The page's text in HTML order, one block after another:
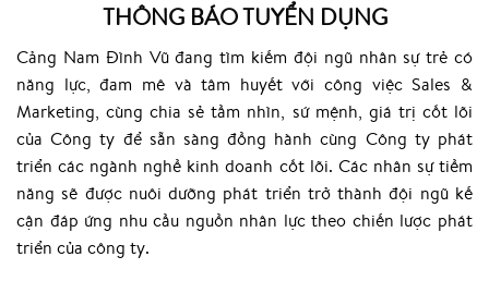
THÔNG BÁO TUYỂN DỤNG
Cảng Nam Đình Vũ đang tìm kiếm đội ngũ nhân sự trẻ có
năng lực, đam mê và tâm huyết với công việc Sales &
Marketing, cùng chia sẻ tầm nhìn, sứ mệnh, giá trị cốt lõi
của Công ty để sẵn sàng đồng hành cùng Công ty phát
triển các ngành nghề kinh doanh cốt lõi. Các nhân sự tiềm
năng sẽ được nuôi dưỡng phát triển trở thành đội ngũ kế
cận đáp ứng nhu cầu nguồn nhân lực theo chiến lược phát
triển của công ty.